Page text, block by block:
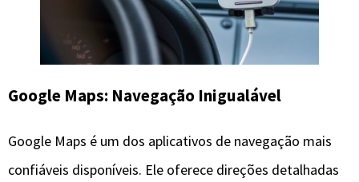
Google Maps: Navegação Inigualável
Google Maps é um dos aplicativos de navegação mais
confiáveis disponíveis. Ele oferece direções detalhadas